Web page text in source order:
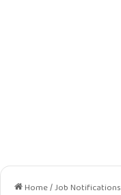
Home/Job Notifications